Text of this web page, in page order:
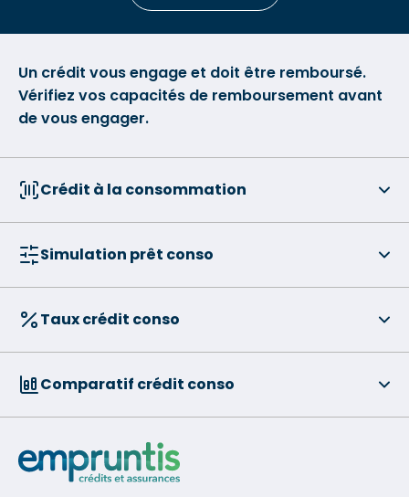
Un crédit vous engage et doit être remboursé.
Vérifiez vos capacités de remboursement avant
de vous engager.
Crédit à la consommation
Simulation prêt conso
Taux crédit conso
Comparatif crédit conso